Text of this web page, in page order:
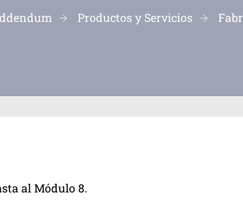
Productos y Servicios
al Módulo 8.